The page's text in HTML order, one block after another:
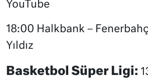
YouTube
18:00 Halkbank –
Yıldız
Basketbol Süper Ligi: